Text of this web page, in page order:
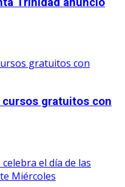
cursos gratuitos con